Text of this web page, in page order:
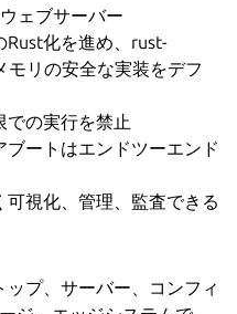
ェブサーバー
Rust化を進め、rust-
リの安全な実装をデフ
での実行を禁止
ートはエンドツーエンド
視化、管理、監査できる
ップ、サーバー、コンフィ